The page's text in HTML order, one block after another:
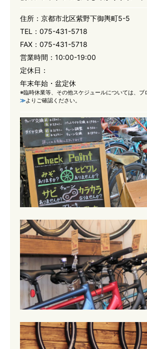
住所： 京都市北区紫野下御輿町5-5
TEL： 075-431-5718
FAX： 075-431-5718
営業時間： 10:00-19:00
定休日：
年末年始・盆定休
※臨時休業等、その他スケジュールについては、ブ
≫よりご確認ください。